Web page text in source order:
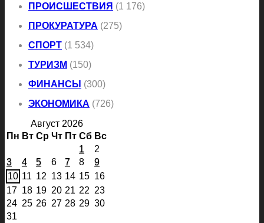
ПРОИСШЕСТВИЯ (1 176)
ПРОКУРАТУРА (275)
СПОРТ (1 534)
ТУРИЗМ (150)
ФИНАНСЫ (300)
ЭКОНОМИКА (726)
Август 2026
Пн Вт Ср Чт Пт Сб Вс
1
2
3
4 5 6 7 8
9
10 11 12 13 14 15 16
17 18 19 20 21 22 23
24 25 26 27 28 29 30
31